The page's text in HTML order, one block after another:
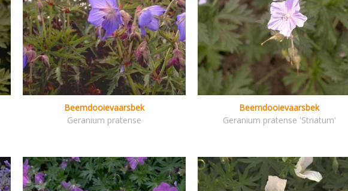
Beemdooievaarsbek
Geranium pratense
Beemdooievaarsbek
Geranium pratense 'Striatum'